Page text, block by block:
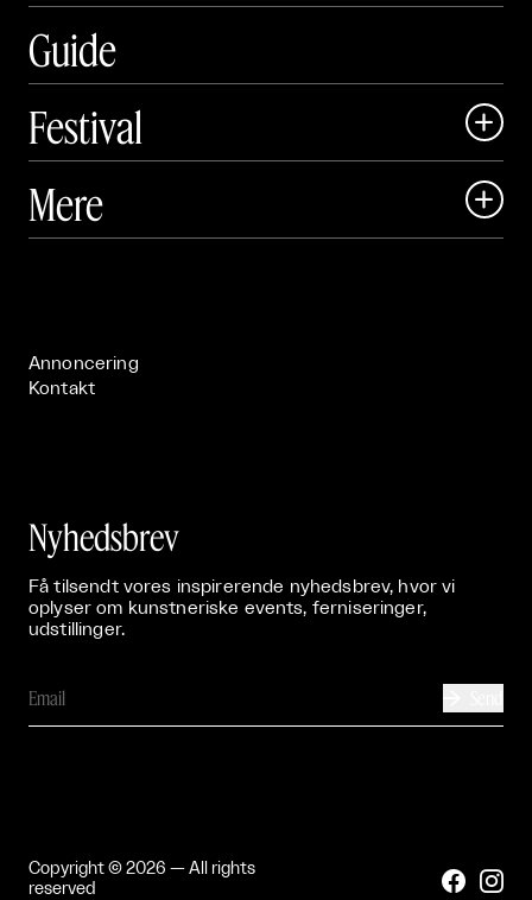
Guide
Festival

 Art Matter Festival
Mere 
Annoncering
Kontakt
Nyhedsbrev
Få tilsendt vores inspirerende nyhedsbrev, hvor vi
oplyser om kunstneriske events, ferniseringer,
udstillinger.
Copyright © 2026 — All rights
reserved
 